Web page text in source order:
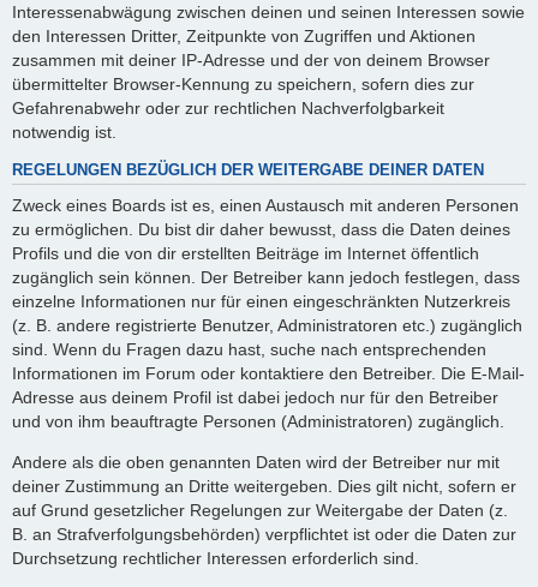
Interessenabwägung zwischen deinen und seinen Interessen sowie
den Interessen Dritter, Zeitpunkte von Zugriffen und Aktionen
zusammen mit deiner IP-Adresse und der von deinem Browser
übermittelter Browser-Kennung zu speichern, sofern dies zur
Gefahrenabwehr oder zur rechtlichen Nachverfolgbarkeit
notwendig ist.
REGELUNGEN BEZÜGLICH DER WEITERGABE DEINER DATEN
Zweck eines Boards ist es, einen Austausch mit anderen Personen
zu ermöglichen. Du bist dir daher bewusst, dass die Daten deines
Profils und die von dir erstellten Beiträge im Internet öffentlich
zugänglich sein können. Der Betreiber kann jedoch festlegen, dass
einzelne Informationen nur für einen eingeschränkten Nutzerkreis
(z. B. andere registrierte Benutzer, Administratoren etc.) zugänglich
sind. Wenn du Fragen dazu hast, suche nach entsprechenden
Informationen im Forum oder kontaktiere den Betreiber. Die E-Mail-
Adresse aus deinem Profil ist dabei jedoch nur für den Betreiber
und von ihm beauftragte Personen (Administratoren) zugänglich.
Andere als die oben genannten Daten wird der Betreiber nur mit
deiner Zustimmung an Dritte weitergeben. Dies gilt nicht, sofern er
auf Grund gesetzlicher Regelungen zur Weitergabe der Daten (z.
B. an Strafverfolgungsbehörden) verpflichtet ist oder die Daten zur
Durchsetzung rechtlicher Interessen erforderlich sind.